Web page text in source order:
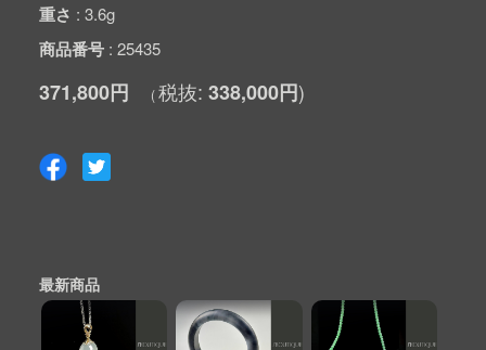
重さ 3.6g
商品番号 25435
371,800円 338,000円
最新商品